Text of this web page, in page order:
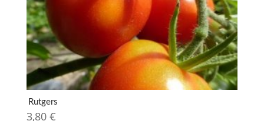
Rutgers
3,80 €